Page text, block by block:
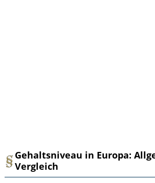
Gehaltsniveau in Europa:
Vergleich